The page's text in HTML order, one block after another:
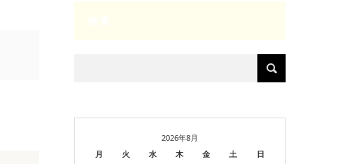
2026年8月
月
火 水 木 金 土 日